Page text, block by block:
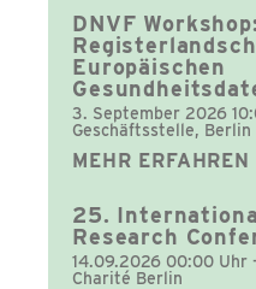
DNVF
Europäischen
3. September 2026
Geschäftsstelle, Berlin
MEHR ERFAHREN
25.
Research
14.09.2026 00:00 Uhr
Charité Berlin